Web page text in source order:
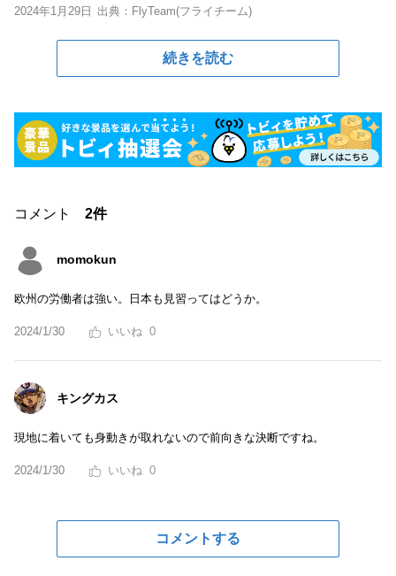
2024年1月29日 出典：FlyTeam(フライチーム)
続きを読む
コメント 2件
momokun
欧州の労働者は強い。日本も見習ってはどうか。
2024/1/30 0
キングカス
現地に着いても身動きが取れないので前向きな決断ですね。
2024/1/30 0
コメントする